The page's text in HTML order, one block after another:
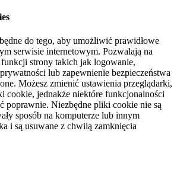
do tego, aby umożliwić prawidłowe
serwisie internetowym. Pozwalają na
funkcji strony takich jak logowanie,
lub zapewnienie bezpieczeństwa
Możesz zmienić ustawienia przeglądarki,
cookie, jednakże niektóre funkcjonalności
poprawnie. Niezbędne pliki cookie nie są
sposób na komputerze lub innym
i są usuwane z chwilą zamknięcia